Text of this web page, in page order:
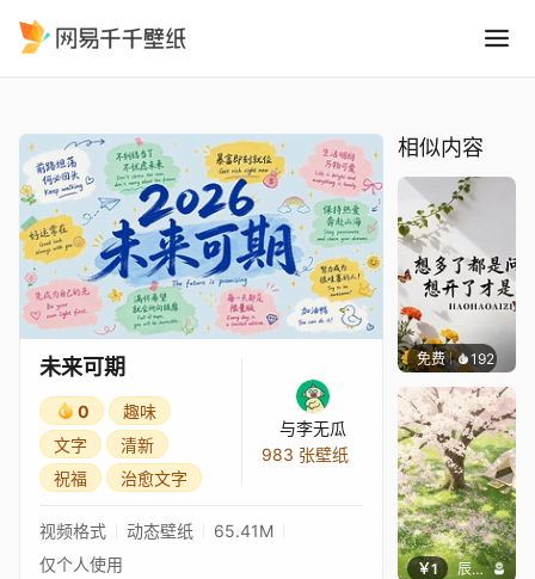
未来可期
0
趣味
文字
清新
祝福
治愈文字
与李无瓜
983 张壁纸
视频格式 动态壁纸
65.41M
仅个人使用
相似内容
免费 192渔小小
￥1 辰东壁纸